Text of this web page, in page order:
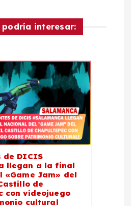
podría interesar:
de DICIS
llegan a la final
«Game Jam» del
de
con videojuego
cultural